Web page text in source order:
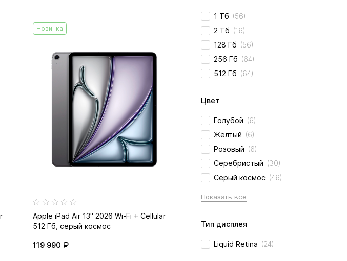
Новинка
Apple iPad Air 13" 2026 Wi-Fi + Cellular
512 Гб, серый космос
119 990 ₽
1 Тб (56)
2 Тб (16)
128 Гб (56)
256 Гб (64)
512 Гб (64)
Цвет
Голубой (6)
Жёлтый (6)
Розовый (6)
Серебристый (30)
Серый космос (46)
Показать все
Тип дисплея
Liquid Retina (24)